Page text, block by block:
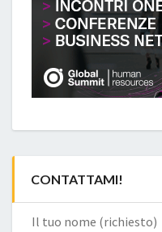
CONTATTAMI!
Il tuo nome (richiesto)